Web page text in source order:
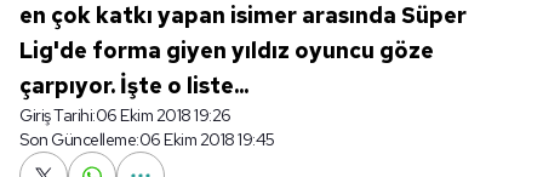
en çok katkı yapan isimer arasında Süper
Lig'de forma giyen yıldız oyuncu göze
çarpıyor. İşte o liste...
Giriş Tarihi:06 Ekim 2018 19:26
Son Güncelleme:06 Ekim 2018 19:45